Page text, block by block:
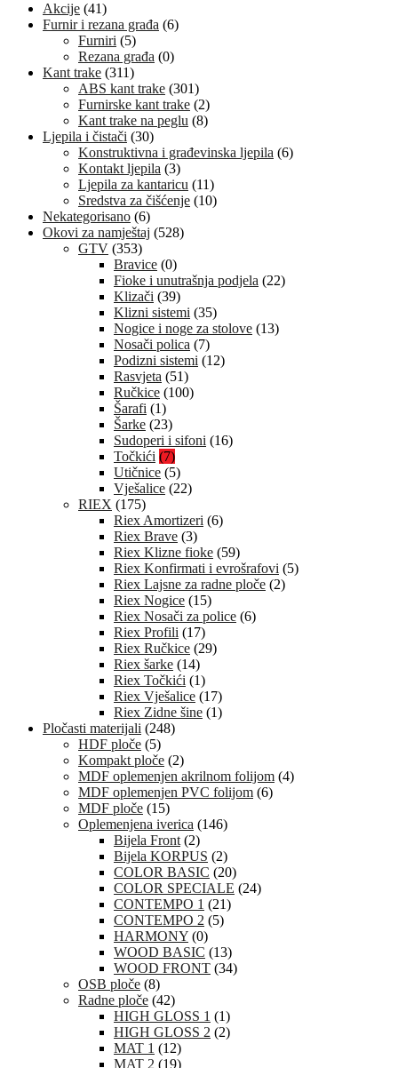
Akcije (41)
Furnir i rezana građa (6)
Furniri (5)
Rezana građa (0)
Kant trake (311)
ABS kant trake (301)
Furnirske kant trake (2)
Kant trake na peglu (8)
Ljepila i čistači (30)
Konstruktivna i građevinska ljepila (6)
Kontakt ljepila (3)
Ljepila za kantaricu (11)
Sredstva za čišćenje (10)
Nekategorisano (6)
Okovi za namještaj (528)
GTV (353)
Bravice (0)
Fioke i unutrašnja podjela (22)
Klizači (39)
Klizni sistemi (35)
Nogice i noge za stolove (13)
Nosači polica (7)
Podizni sistemi (12)
Rasvjeta (51)
Ručkice (100)
Šarafi (1)
Šarke (23)
Sudoperi i sifoni (16)
Točkići (7)
Utičnice (5)
Vješalice (22)
RIEX (175)
Riex Amortizeri (6)
Riex Brave (3)
Riex Klizne fioke (59)
Riex Konfirmati i evrošrafovi (5)
Riex Lajsne za radne ploče (2)
Riex Nogice (15)
Riex Nosači za police (6)
Riex Profili (17)
Riex Ručkice (29)
Riex šarke (14)
Riex Točkići (1)
Riex Vješalice (17)
Riex Zidne šine (1)
Pločasti materijali (248)
HDF ploče (5)
Kompakt ploče (2)
MDF oplemenjen akrilnom folijom (4)
MDF oplemenjen PVC folijom (6)
MDF ploče (15)
Oplemenjena iverica (146)
Bijela Front (2)
Bijela KORPUS (2)
COLOR BASIC (20)
COLOR SPECIALE (24)
CONTEMPO 1 (21)
CONTEMPO 2 (5)
HARMONY (0)
WOOD BASIC (13)
WOOD FRONT (34)
OSB ploče (8)
Radne ploče (42)
HIGH GLOSS 1 (1)
HIGH GLOSS 2 (2)
MAT 1 (12)
MAT 2 (19)